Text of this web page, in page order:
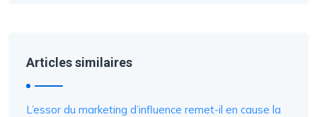
Articles similaires
L’essor du marketing d’influence remet-il en cause la